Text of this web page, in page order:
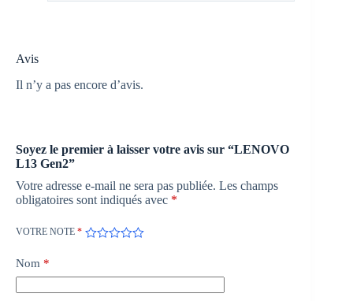
Avis
Il n’y a pas encore d’avis.
Soyez le premier à laisser votre avis sur “LENOVO
L13 Gen2”
Votre adresse e-mail ne sera pas publiée. Les champs
obligatoires sont indiqués avec *
VOTRE NOTE *
Nom *